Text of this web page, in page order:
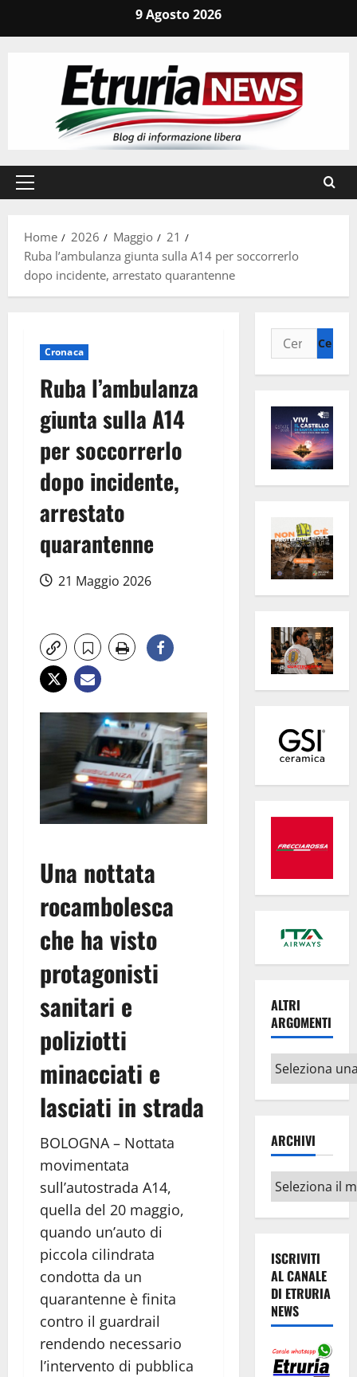
9 Agosto 2026
Menu
Home
2026 Maggio
21
Ruba l’ambulanza giunta sulla A14 per soccorrerlo
dopo incidente, arrestato quarantenne
Cronaca
Ruba l’ambulanza
giunta sulla A14
per soccorrerlo
dopo incidente,
arrestato
quarantenne
21 Maggio 2026
Una nottata
rocambolesca
che ha visto
protagonisti
sanitari e
poliziotti
minacciati e
lasciati in strada
BOLOGNA – Nottata
movimentata
sull’autostrada A14,
quella del 20 maggio,
quando un’auto di
piccola cilindrata
condotta da un
quarantenne è finita
contro il guardrail
rendendo necessario
l’intervento di pubblica
Ricerca
per:
ALTRI
ARGOMENTI
Altri
argomenti
ARCHIVI
Archivi
ISCRIVITI
AL CANALE
DI ETRURIA
NEWS